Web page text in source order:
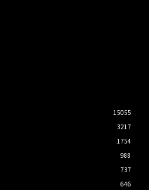
15055
3217
1754
988
737
646